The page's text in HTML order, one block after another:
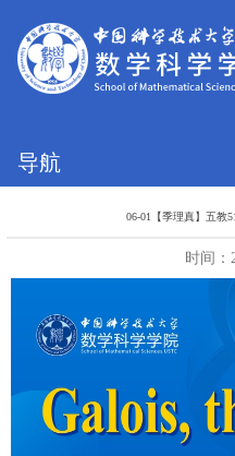
导航
06-01【季理真】五教
时间：